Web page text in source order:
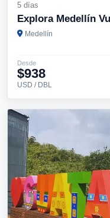
5 días
Explora Medellín
Medellín
Desde
$938
USD / DBL